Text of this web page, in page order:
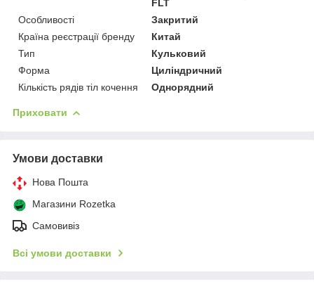
FLT
Особливості
Закритий
Країна реєстрації бренду
Китай
Тип
Кульковий
Форма
Циліндричний
Кількість рядів тіл кочення
Однорядний
Приховати
Умови доставки
Нова Пошта
Магазини Rozetka
Самовивіз
Всі умови доставки